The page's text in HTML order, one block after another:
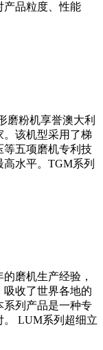
产品粒度、性能
磨粉机享誉澳大利
。该机型采用了梯
等五项磨机专利技
水平。TGM系列
磨机生产经验，
收了世界各地的
系列产品是一种专
。 LUM系列超细立